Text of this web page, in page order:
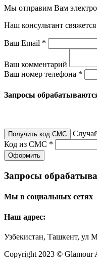
Мы отправим Вам
Наш консультант
Ваш Email *
Ваш комментарий
Ваш номер телефона *
Запросы
Получить код СМС
Код из СМС *
Оформить
Запросы
Мы в социальных сетях
Наш адрес:
Узбекистан, Ташкент, ул
Copyright 2023 © Glamour